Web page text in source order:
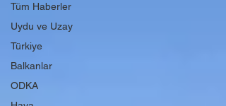
Tüm Haberler
Uydu ve Uzay
Türkiye
Balkanlar
ODKA